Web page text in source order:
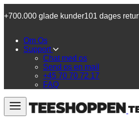
+700.000 glade kunder101 dages retur
Om Os
Support
Chat med os
Send os en mail
+45 70 70 72 17
FAQ